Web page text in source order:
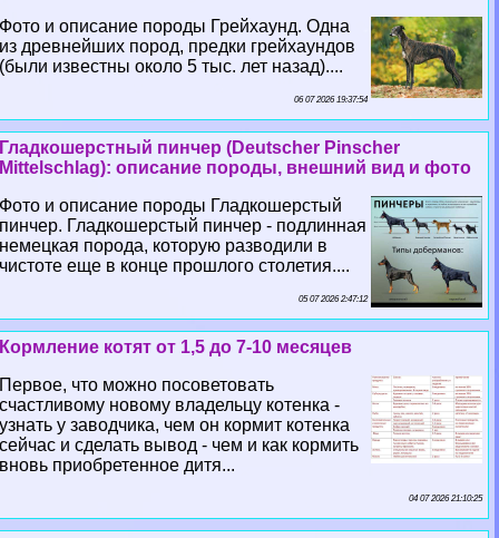
Фото и описание породы Грейхаунд. Одна
из древнейших пород, предки грейхаундов
(были известны около 5 тыс. лет назад)....
06 07 2026 19:37:54
Гладкошерстный пинчер (Deutscher Pinscher
Mittelschlag): описание породы, внешний вид и фото
Фото и описание породы Гладкошерстый
пинчер. Гладкошерстый пинчер - подлинная
немецкая порода, которую разводили в
чистоте еще в конце прошлого столетия....
05 07 2026 2:47:12
Кормление котят от 1,5 до 7-10 месяцев
Первое, что можно посоветовать
счастливому новому владельцу котенка -
узнать у заводчика, чем он кормит котенка
сейчас и сделать вывод - чем и как кормить
вновь приобретенное дитя...
04 07 2026 21:10:25